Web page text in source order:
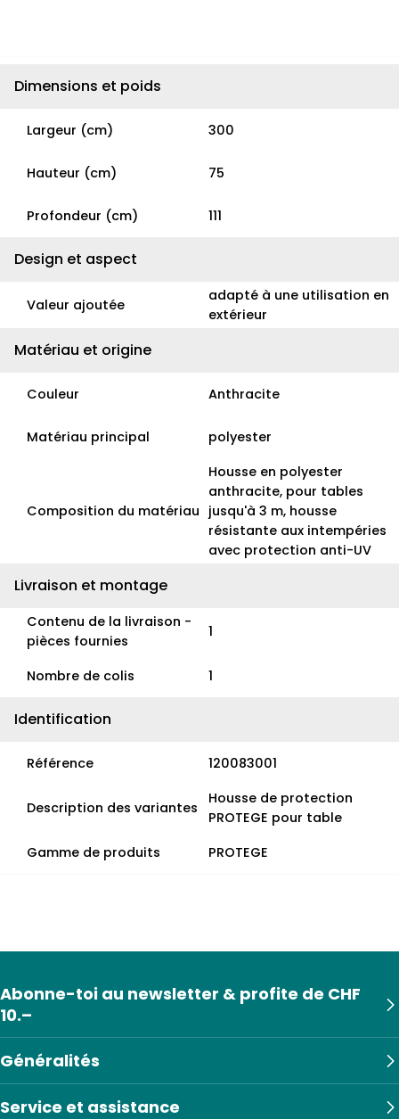
Dimensions et poids
Largeur (cm) 300
Hauteur (cm) 75
Profondeur (cm) 111
Design et aspect
Valeur ajoutée
adapté à une utilisation en
extérieur
Matériau et origine
Couleur Anthracite
Matériau principal polyester
Composition du matériau
Housse en polyester
anthracite, pour tables
jusqu'à 3 m, housse
résistante aux intempéries
avec protection anti-UV
Livraison et montage
Contenu de la livraison -
pièces fournies
1
Nombre de colis 1
Identification
Référence 120083001
Description des variantes
Housse de protection
PROTEGE pour table
Gamme de produits
PROTEGE
Généralités
Service et assistance
Abonne-toi au newsletter & profite de CHF
10.–